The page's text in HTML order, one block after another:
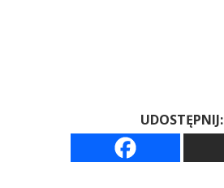
UDOSTĘPNIJ: